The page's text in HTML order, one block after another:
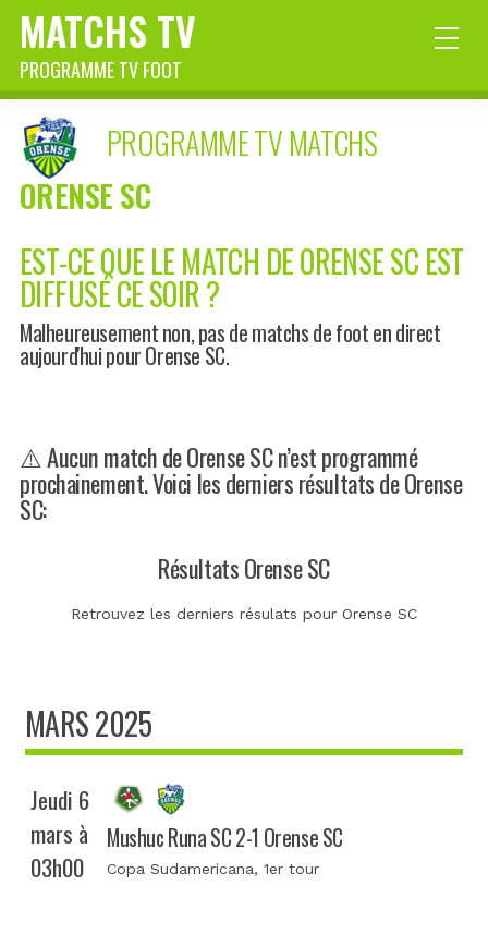
MATCHS TV
PROGRAMME TV FOOT
PROGRAMME TV MATCHS
ORENSE SC
EST-CE QUE LE MATCH DE ORENSE SC EST
DIFFUSÉ CE SOIR ?
Malheureusement non, pas de matchs de foot en direct
aujourd'hui pour Orense SC.
⚠️ Aucun match de Orense SC n’est programmé
prochainement. Voici les derniers résultats de Orense
SC:
Résultats Orense SC
Retrouvez les derniers résulats pour Orense SC
MARS 2025
Jeudi 6
mars à
03h00
Mushuc Runa SC 2-1 Orense SC
Copa Sudamericana, 1er tour